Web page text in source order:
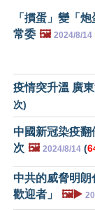
「摜蛋」變「
常委 🖼️ 2024/8/14
疫情突升溫 廣
次)
中國新冠染疫翻
次 🖼️ 2024/8/14 (
中共的威脅明
歡迎者」
🖼️▶️